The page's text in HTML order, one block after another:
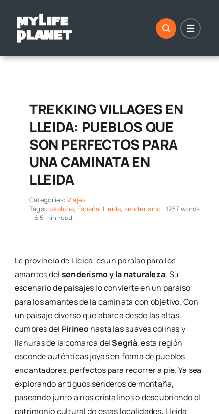
contenido
TREKKING VILLAGES EN
LLEIDA: PUEBLOS QUE
SON PERFECTOS PARA
UNA CAMINATA EN
LLEIDA
Categories: Viajes
Tags:cataluña, España, Lleida, senderismo 1287 words
6,5 min read
La provincia de Lleida es un paraíso para los
amantes del senderismo y la naturaleza. Su
escenario de paisajes lo convierte en un paraíso
para los amantes de la caminata con objetivo. Con
un paisaje diverso que abarca desde las altas
cumbres del Pirineo hasta las suaves colinas y
llanuras de la comarca delSegrià, esta región
esconde auténticas joyas en forma de pueblos
encantadores, perfectos para recorrer a pie. Ya sea
explorando antiguos senderos de montaña,
paseando junto a ríos cristalinos o descubriendo el
patrimonio cultural de estas localidades, Lleida